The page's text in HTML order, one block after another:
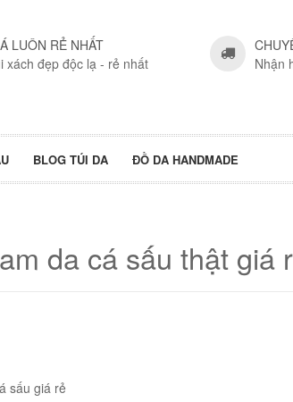
LUÔN RẺ NHẤT
xách đẹp độc lạ - rẻ nhất
Nhận
BLOG TÚI DA ĐỒ DA HANDMADE
da cá sấu thật giá
sấu giá rẻ